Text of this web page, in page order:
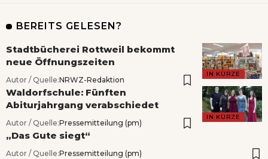
BEREITS GELESEN?
IN KÜRZE
Stadtbücherei Rottweil bekommt
neue Öffnungszeiten
Autor / Quelle:NRWZ-Redaktion
IN KÜRZE
Waldorfschule: Fünften
Abiturjahrgang verabschiedet
Autor / Quelle:Pressemitteilung (pm)
„Das Gute siegt“
Autor / Quelle:Pressemitteilung (pm)